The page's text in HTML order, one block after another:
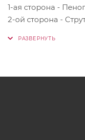
1-ая сторона -
2-ой сторона -